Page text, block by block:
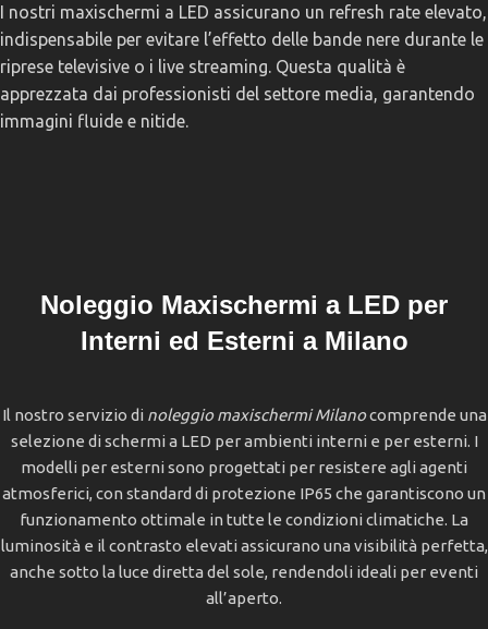
I nostri maxischermi a LED assicurano un refresh rate elevato,
indispensabile per evitare l’effetto delle bande nere durante le
riprese televisive o i live streaming. Questa qualità è
apprezzata dai professionisti del settore media, garantendo
immagini fluide e nitide.
Noleggio Maxischermi a LED per
Interni ed Esterni a Milano
Il nostro servizio di noleggio maxischermi Milanocomprende una
selezione di schermi a LED per ambienti interni e per esterni. I
modelli per esterni sono progettati per resistere agli agenti
atmosferici, con standard di protezione IP65 che garantiscono un
funzionamento ottimale in tutte le condizioni climatiche. La
luminosità e il contrasto elevati assicurano una visibilità perfetta,
anche sotto la luce diretta del sole, rendendoli ideali per eventi
all’aperto.